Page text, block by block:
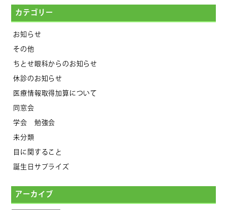
カテゴリー
お知らせ
その他
ちとせ眼科からのお知らせ
休診のお知らせ
医療情報取得加算について
同窓会
学会 勉強会
未分類
目に関すること
誕生日サプライズ
アーカイブ